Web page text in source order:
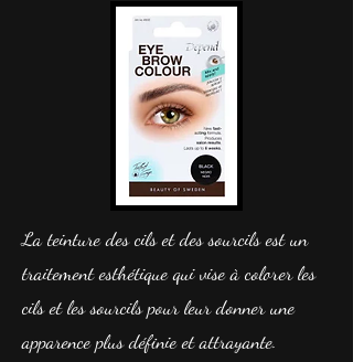
La teinture des cils et des sourcils est un
traitement esthétique qui vise à colorer les
cils et les sourcils pour leur donner une
apparence plus définie et attrayante.